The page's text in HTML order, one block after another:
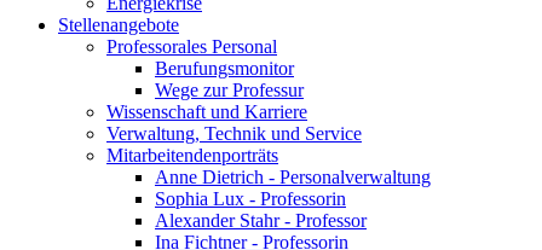
Stellenangebote
Professorales Personal
Berufungsmonitor
Wege zur Professur
Wissenschaft und Karriere
Verwaltung, Technik und Service
Mitarbeitendenporträts
Anne Dietrich - Personalverwaltung
Sophia Lux - Professorin
Alexander Stahr - Professor
Ina Fichtner - Professorin